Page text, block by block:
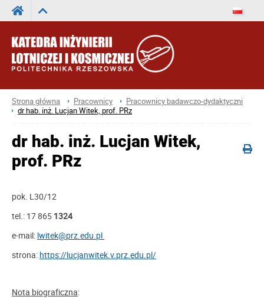
Strona główna Pracownicy
Pracownicy badawczo-dydaktyczni
dr hab. inż. Lucjan Witek, prof. PRz
dr hab. inż. Lucjan Witek,
prof. PRz
pok. L30/12
tel.: 17 865 1324
e-mail: lwitek@prz.edu.pl
strona: https://lucjanwitek.v.prz.edu.pl/
Nota biograficzna: